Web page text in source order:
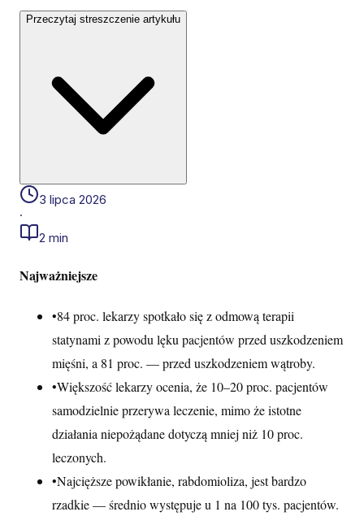
Przeczytaj streszczenie artykułu
3 lipca 2026
·
2 min
Najważniejsze
•84 proc. lekarzy spotkało się z odmową terapii
statynami z powodu lęku pacjentów przed uszkodzeniem
mięśni, a 81 proc. — przed uszkodzeniem wątroby.
•Większość lekarzy ocenia, że 10–20 proc. pacjentów
samodzielnie przerywa leczenie, mimo że istotne
działania niepożądane dotyczą mniej niż 10 proc.
leczonych.
•Najcięższe powikłanie, rabdomioliza, jest bardzo
rzadkie — średnio występuje u 1 na 100 tys. pacjentów.